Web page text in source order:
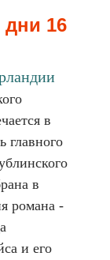
16
в
главного
в
романа -
и его